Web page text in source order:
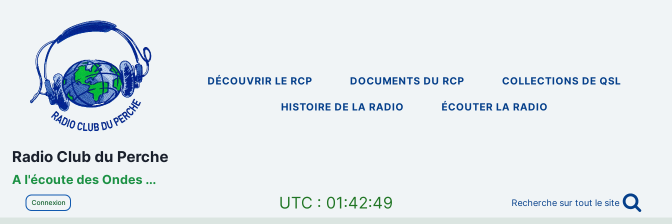
Radio Club du Perche
A l'écoute des Ondes ...
DÉCOUVRIR LE RCP DOCUMENTS DU RCP COLLECTIONS DE QSL
HISTOIRE DE LA RADIO ÉCOUTER LA RADIO
Connexion UTC : 01:42:49 Recherche sur tout le site